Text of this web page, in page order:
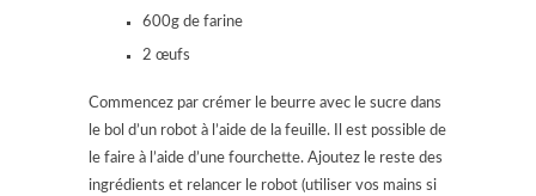
600g de farine
2 œufs
Commencez par crémer le beurre avec le sucre dans
le bol d’un robot à l’aide de la feuille. Il est possible de
le faire à l’aide d’une fourchette. Ajoutez le reste des
ingrédients et relancer le robot (utiliser vos mains si